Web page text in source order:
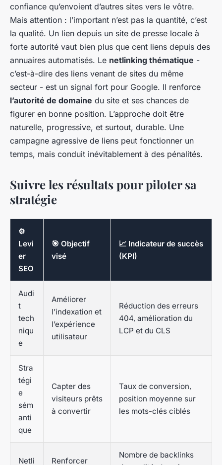
confiance qu’envoient d’autres sites vers le vôtre.
Mais attention : l’important n’est pas la quantité, c’est
la qualité. Un lien depuis un site de presse locale à
forte autorité vaut bien plus que cent liens depuis des
annuaires automatisés. Le netlinking thématique -
c’est-à-dire des liens venant de sites du même
secteur - est un signal fort pour Google. Il renforce
l’autorité de domaine du site et ses chances de
figurer en bonne position. L’approche doit être
naturelle, progressive, et surtout, durable. Une
campagne agressive de liens peut fonctionner un
temps, mais conduit inévitablement à des pénalités.
Suivre les résultats pour piloter sa
stratégie
⚙️
Levi
er
SEO
🎯 Objectif
visé
📈 Indicateur de succès
(KPI)
Audi
t
tech
niqu
e
Améliorer
l’indexation et
l’expérience
utilisateur
Réduction des erreurs
404, amélioration du
LCP et du CLS
Stra
tégi
e
sém
anti
que
Capter des
visiteurs prêts
à convertir
Taux de conversion,
position moyenne sur
les mots-clés ciblés
Netli Renforcer
Nombre de backlinks